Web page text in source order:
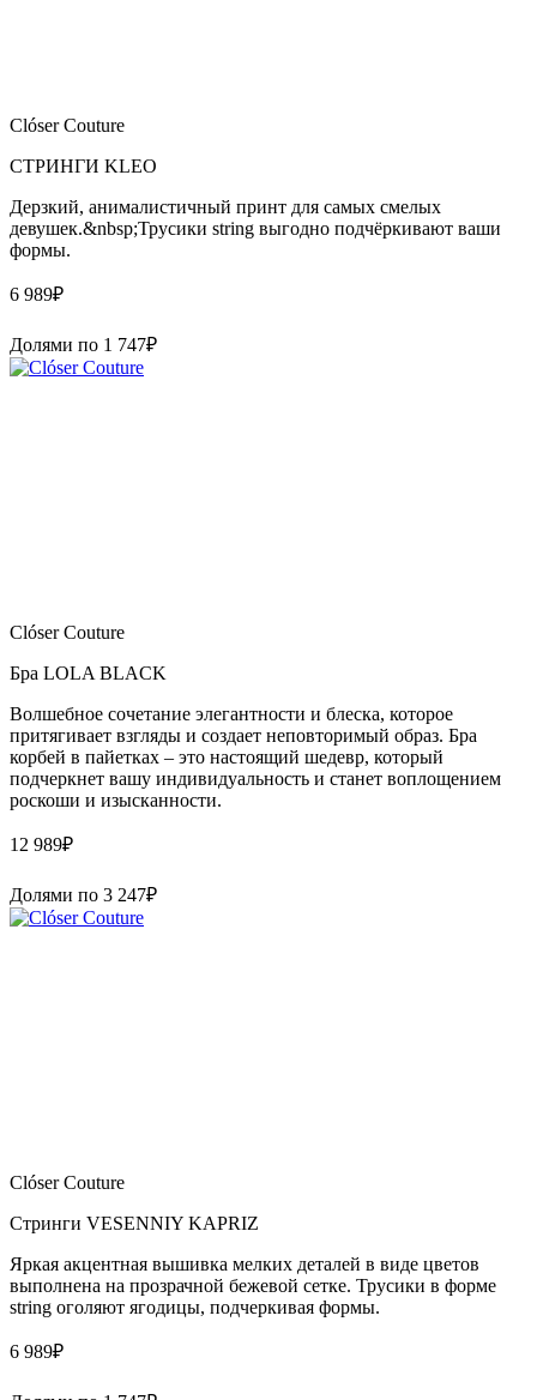
Clóser Couture
СТРИНГИ KLEO
Дерзкий, анималистичный принт для самых смелых
девушек.&nbsp;Трусики string выгодно подчёркивают ваши
формы.
6 989₽
Долями по 1 747₽
Clóser Couture
Бра LOLA BLACK
Волшебное сочетание элегантности и блеска, которое
притягивает взгляды и создает неповторимый образ. Бра
корбей в пайетках – это настоящий шедевр, который
подчеркнет вашу индивидуальность и станет воплощением
роскоши и изысканности.
12 989₽
Долями по 3 247₽
Clóser Couture
Стринги VESENNIY KAPRIZ
Яркая акцентная вышивка мелких деталей в виде цветов
выполнена на прозрачной бежевой сетке. Трусики в форме
string оголяют ягодицы, подчеркивая формы.
6 989₽